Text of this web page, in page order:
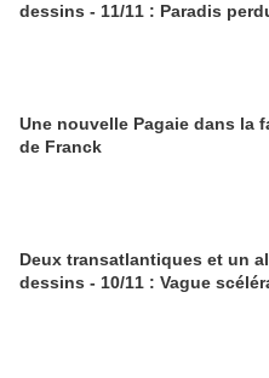
dessins - 11/11 : Paradis
Une nouvelle Pagaie dans la
de Franck
Deux transatlantiques et un
dessins - 10/11 : Vague